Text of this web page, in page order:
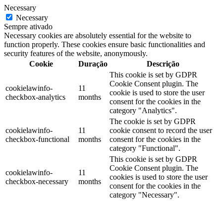
Necessary
Necessary
Sempre ativado
Necessary cookies are absolutely essential for the website to
function properly. These cookies ensure basic functionalities and
security features of the website, anonymously.
Cookie
Duração Descrição
cookielawinfo-
checkbox-analytics
11
months
This cookie is set by GDPR
Cookie Consent plugin. The
cookie is used to store the user
consent for the cookies in the
category "Analytics".
cookielawinfo-
checkbox-functional
11
months
The cookie is set by GDPR
cookie consent to record the user
consent for the cookies in the
category "Functional".
cookielawinfo-
checkbox-necessary
11
months
This cookie is set by GDPR
Cookie Consent plugin. The
cookies is used to store the user
consent for the cookies in the
category "Necessary".